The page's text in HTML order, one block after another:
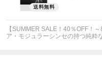
【SUMMER SALE！40％OFF！
ア・モジュラーシンセの持つ純粋